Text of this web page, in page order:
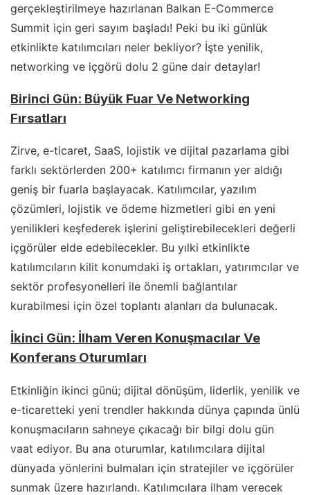
gerçekleştirilmeye hazırlanan Balkan E-Commerce
Summit için geri sayım başladı! Peki bu iki günlük
etkinlikte katılımcıları neler bekliyor? İşte yenilik,
networking ve içgörü dolu 2 güne dair detaylar!
Birinci Gün: Büyük Fuar Ve Networking
Fırsatları
Zirve, e-ticaret, SaaS, lojistik ve dijital pazarlama gibi
farklı sektörlerden 200+ katılımcı firmanın yer aldığı
geniş bir fuarla başlayacak. Katılımcılar, yazılım
çözümleri, lojistik ve ödeme hizmetleri gibi en yeni
yenilikleri keşfederek işlerini geliştirebilecekleri değerli
içgörüler elde edebilecekler. Bu yılki etkinlikte
katılımcıların kilit konumdaki iş ortakları, yatırımcılar ve
sektör profesyonelleri ile önemli bağlantılar
kurabilmesi için özel toplantı alanları da bulunacak.
İkinci Gün: İlham Veren Konuşmacılar Ve
Konferans Oturumları
Etkinliğin ikinci günü; dijital dönüşüm, liderlik, yenilik ve
e-ticaretteki yeni trendler hakkında dünya çapında ünlü
konuşmacıların sahneye çıkacağı bir bilgi dolu gün
vaat ediyor. Bu ana oturumlar, katılımcılara dijital
dünyada yönlerini bulmaları için stratejiler ve içgörüler
sunmak üzere hazırlandı. Katılımcılara ilham verecek